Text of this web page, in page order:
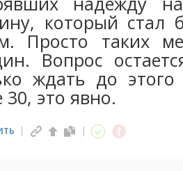
который стал
Просто таких
Вопрос
ждать до
30, это явно.